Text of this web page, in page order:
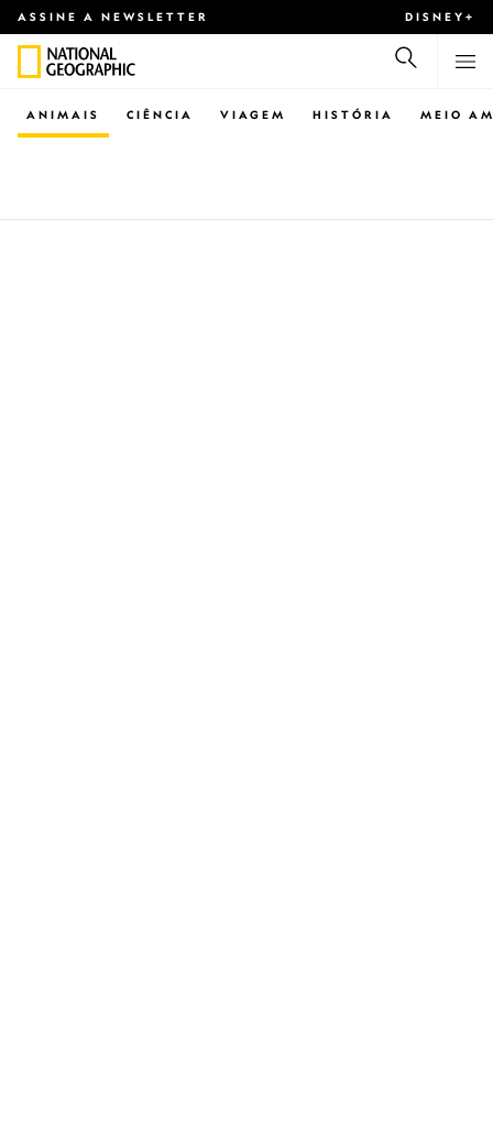
ASSINE A NEWSLETTER DISNEY+
CIÊNCIA VIAGEM
ANIMAIS HISTÓRIA MEIO